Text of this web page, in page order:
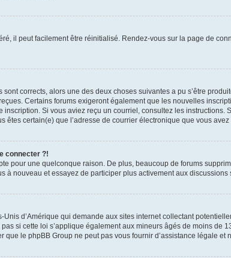
il peut facilement être réinitialisé. Rendez-vous sur la page de
sont corrects, alors une des deux choses suivantes a pu s’être
Certains forums exigeront également que les nouvelles
Si vous aviez reçu un courriel, consultez les
certain(e) que l’adresse de courrier électronique que vous
connecter ?!
pour une quelconque raison. De plus, beaucoup de forums
nouveau et essayez de participer plus activement aux discussions
d’Amérique qui demande aux sites internet collectant
si cette loi s’applique également aux mineurs âgés de moins
le phpBB Group ne peut pas vous fournir d’assistance légale et